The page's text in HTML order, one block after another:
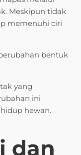
Meskipun tidak
memenuhi ciri
bentuk
yang
ini
hewan.
dan